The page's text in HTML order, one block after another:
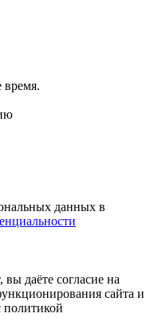
данных в
даёте согласие на
сайта и
политикой